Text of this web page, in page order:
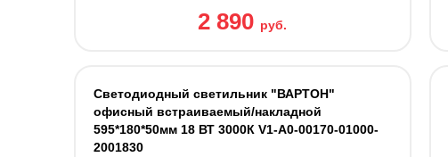
2 890 руб.
Светодиодный светильник "ВАРТОН"
офисный встраиваемый/накладной
595*180*50мм 18 ВТ 3000К V1-A0-00170-01000-
2001830